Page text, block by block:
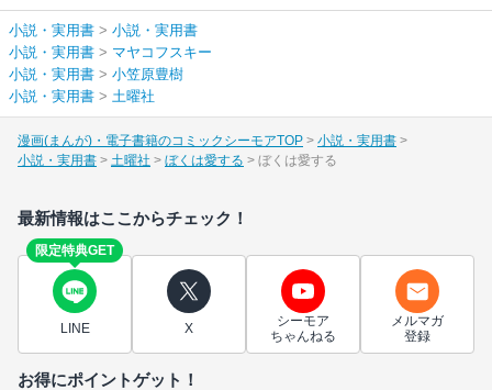
小説・実用書 > 小説・実用書
小説・実用書 > マヤコフスキー
小説・実用書 > 小笠原豊樹
小説・実用書 > 土曜社
漫画(まんが)・電子書籍のコミックシーモアTOP
小説・実用書
小説・実用書
土曜社 ぼくは愛する ぼくは愛する
最新情報はここからチェック！
限定特典GET
LINE X
シーモア
ちゃんねる
メルマガ
登録
お得にポイントゲット！